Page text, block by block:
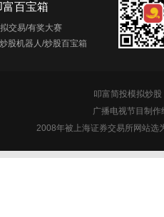
富百宝箱
交易/有奖大赛
股机器人/炒股百宝箱
叩富简投模拟炒
广播电视节目制
2008年被上海证券交易所网站选